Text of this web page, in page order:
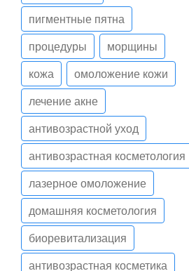
пигментные пятна
процедуры
морщины
кожа
омоложение кожи
лечение акне
антивозрастной уход
антивозрастная косметология
лазерное омоложение
домашняя косметология
биоревитализация
антивозрастная косметика